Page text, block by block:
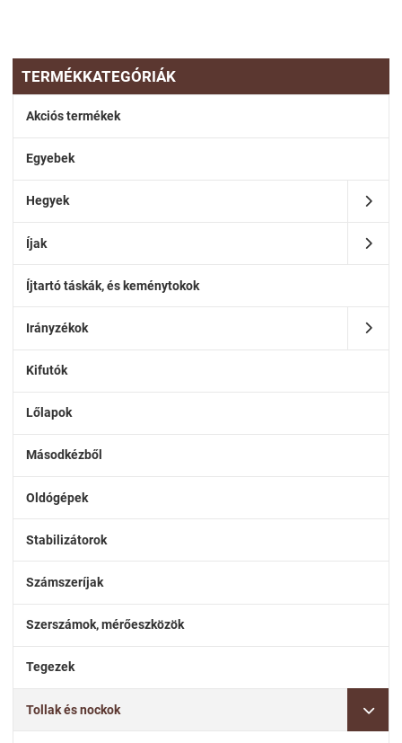
TERMÉKKATEGÓRIÁK
Akciós termékek
Egyebek
Hegyek
Íjak
Íjtartó táskák, és keménytokok
Irányzékok
Kifutók
Lőlapok
Másodkézből
Oldógépek
Stabilizátorok
Számszeríjak
Szerszámok, mérőeszközök
Tegezek
Tollak és nockok